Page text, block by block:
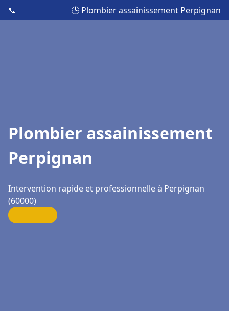
📞 🕒 Plombier assainissement Perpignan
Plombier assainissement
Perpignan
Intervention rapide et professionnelle à Perpignan
(60000)